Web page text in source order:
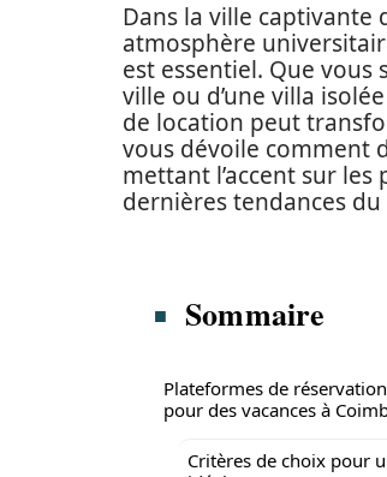
Dans la ville captivante
atmosphère
est essentiel. Que
ville ou d’une villa
de location peut
vous dévoile comment
mettant l’accent sur
dernières tendances du
Sommaire
Plateformes de
pour des vacances à
Critères de choix pour